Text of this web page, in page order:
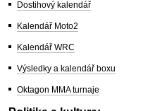
Dostihový kalendář
Kalendář Moto2
Kalendář WRC
Výsledky a kalendář boxu
Oktagon MMA turnaje